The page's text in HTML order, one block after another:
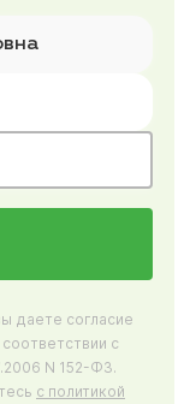
даете согласие
соответствии с
N 152-ФЗ.
с политикой